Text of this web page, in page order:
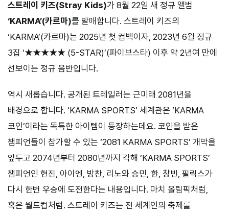
스트레이 키즈(Stray Kids)가 8월 22일 새 정규 앨범
‘KARMA’(카르마)를 발매합니다. 스트레이 키즈의
‘KARMA’(카르마)는 2025년 첫 컴백이자, 2023년 6월 정규
3집 ‘★★★★★ (5-STAR)’(파이브스타) 이후 약 2년여 만에
선보이는 정규 음반입니다.
역시 새롭습니다. 공개된 트레일러는 근미래 2081년을
배경으로 합니다. ‘KARMA SPORTS’ 세계관은 ‘KARMA
코인’이라는 독특한 아이템이 등장하는데요. 코인을 받은
챔피언들이 참가할 수 있는 ‘2081 KARMA SPORTS’ 개막을
앞두고 2074년부터 2080년까지 각해 ‘KARMA SPORTS’
챔피언인 현진, 아이엔, 방찬, 리노와 승민, 한, 창빈, 필릭스가
다시 한번 우승에 도전한다는 내용입니다. 마치 올림픽처럼,
혹은 월드컵처럼. 스트레이 키즈는 전 세계인의 축제를